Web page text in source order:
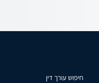
חיפוש עורך דין